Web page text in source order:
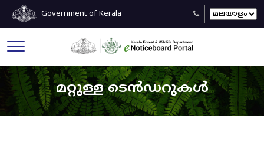
Government of Kerala
മറ്റുള്ള ടെൻഡറുകൾ